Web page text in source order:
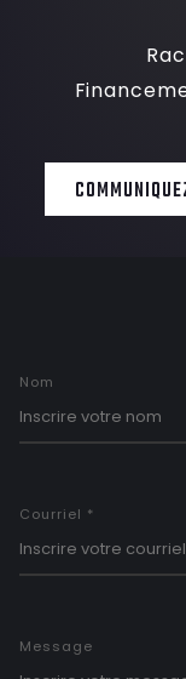
Nom
Courriel *
Message